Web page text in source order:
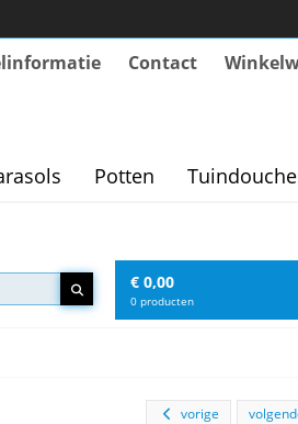
Contact
Potten
€ 0,00
0 producten
vorige